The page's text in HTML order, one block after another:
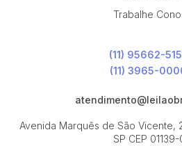
Trabalhe
(11) 95662-
(11) 3965-
Avenida Marquês de São Vicente,
SP CEP